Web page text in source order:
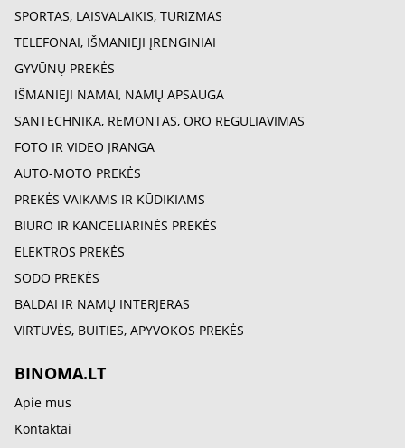
SPORTAS, LAISVALAIKIS, TURIZMAS
TELEFONAI, IŠMANIEJI ĮRENGINIAI
GYVŪNŲ PREKĖS
IŠMANIEJI NAMAI, NAMŲ APSAUGA
SANTECHNIKA, REMONTAS, ORO REGULIAVIMAS
FOTO IR VIDEO ĮRANGA
AUTO-MOTO PREKĖS
PREKĖS VAIKAMS IR KŪDIKIAMS
BIURO IR KANCELIARINĖS PREKĖS
ELEKTROS PREKĖS
SODO PREKĖS
BALDAI IR NAMŲ INTERJERAS
VIRTUVĖS, BUITIES, APYVOKOS PREKĖS
BINOMA.LT
Apie mus
Kontaktai